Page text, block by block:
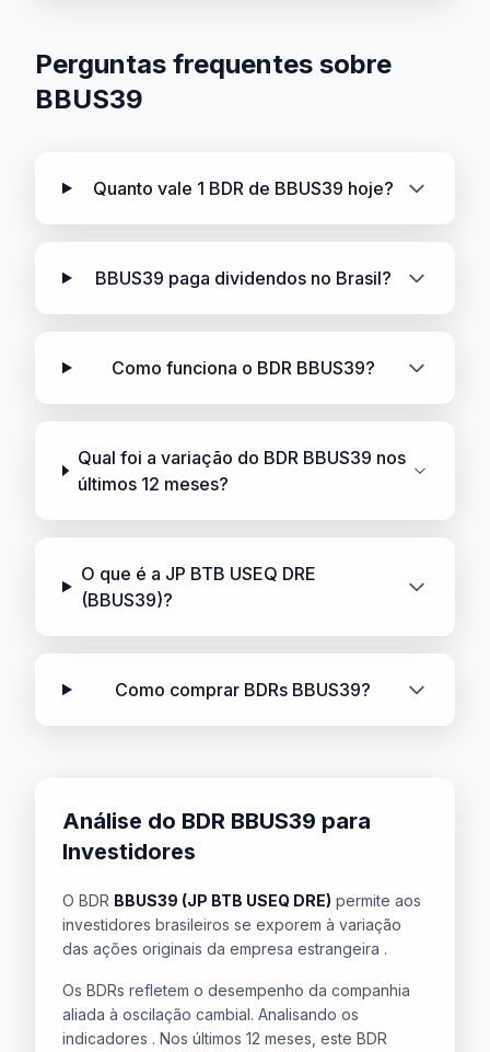
Perguntas frequentes sobre
BBUS39
Quanto vale 1 BDR de BBUS39 hoje?
BBUS39 paga dividendos no Brasil?
Como funciona o BDR BBUS39?
Qual foi a variação do BDR BBUS39 nos
últimos 12 meses?
O que é a JP BTB USEQ DRE
(BBUS39)?
Como comprar BDRs BBUS39?
Análise do BDR BBUS39 para
Investidores
O BDR BBUS39 (JP BTB USEQ DRE) permite aos
investidores brasileiros se exporem à variação
das ações originais da empresa estrangeira .
Os BDRs refletem o desempenho da companhia
aliada à oscilação cambial. Analisando os
indicadores . Nos últimos 12 meses, este BDR